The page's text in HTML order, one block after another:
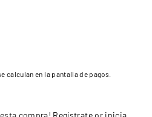
calculan en la pantalla de pagos.
compra! Regístrateor inicia